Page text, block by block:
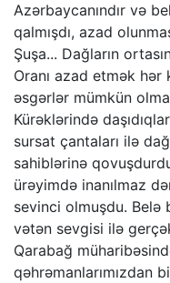
Azərbaycanındır və
qalmışdı, azad
Şuşa... Dağların
Oranı azad etmək
əsgərlər mümkün
Kürəklərində
sursat çantaları ilə
sahiblərinə
ürəyimdə inanılmaz
sevinci olmuşdu. Belə
vətən sevgisi ilə
Qarabağ
qəhrəmanlarımızdan